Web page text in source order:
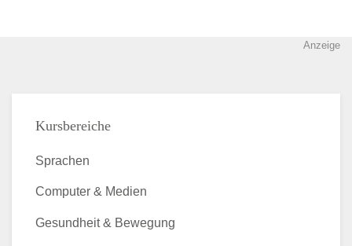
Anzeige
Kursbereiche
Sprachen
Computer & Medien
Gesundheit & Bewegung